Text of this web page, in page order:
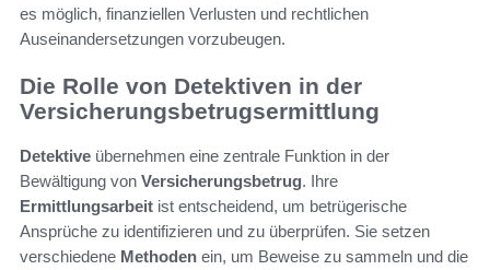
es möglich, finanziellen Verlusten und rechtlichen
Auseinandersetzungen vorzubeugen.
Die Rolle von Detektiven in der
Versicherungsbetrugsermittlung
Detektive übernehmen eine zentrale Funktion in der
Bewältigung von Versicherungsbetrug. Ihre
Ermittlungsarbeit ist entscheidend, um betrügerische
Ansprüche zu identifizieren und zu überprüfen. Sie setzen
verschiedene Methoden ein, um Beweise zu sammeln und die